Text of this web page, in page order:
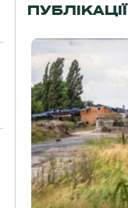
ПУБЛІКАЦІЇ